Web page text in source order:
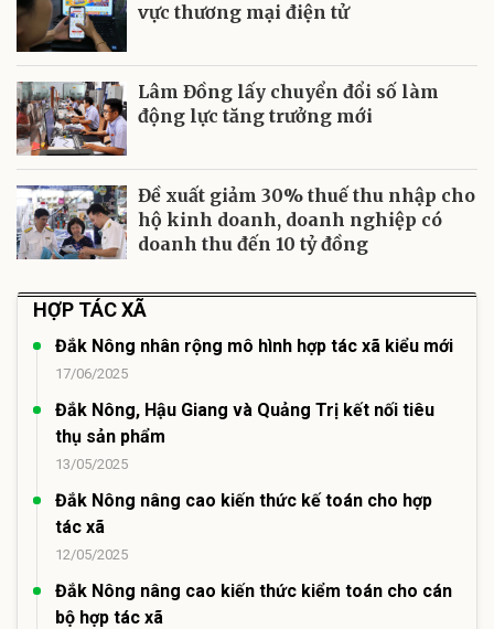
vực thương mại điện tử
Lâm Đồng lấy chuyển đổi số làm
động lực tăng trưởng mới
Đề xuất giảm 30% thuế thu nhập cho
hộ kinh doanh, doanh nghiệp có
doanh thu đến 10 tỷ đồng
HỢP TÁC XÃ
Đắk Nông nhân rộng mô hình hợp tác xã kiểu mới
17/06/2025
Đắk Nông, Hậu Giang và Quảng Trị kết nối tiêu
thụ sản phẩm
13/05/2025
Đắk Nông nâng cao kiến thức kế toán cho hợp
tác xã
12/05/2025
Đắk Nông nâng cao kiến thức kiểm toán cho cán
bộ hợp tác xã